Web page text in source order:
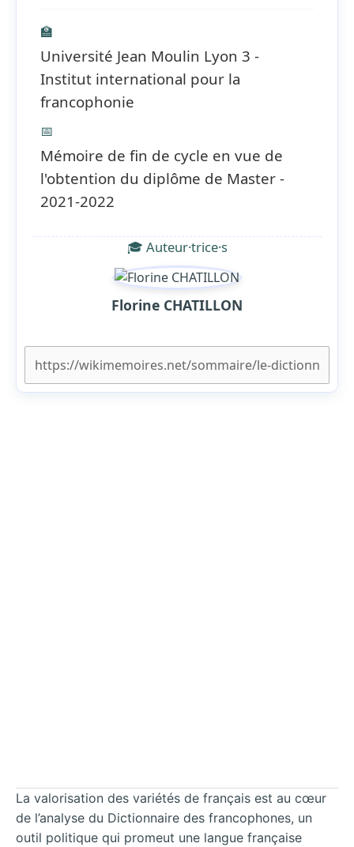
🏫
Université Jean Moulin Lyon 3 -
Institut international pour la
francophonie
📅
Mémoire de fin de cycle en vue de
l'obtention du diplôme de Master -
2021-2022
🎓 Auteur·trice·s
Florine CHATILLON
La valorisation des variétés de français est au cœur
de l’analyse du Dictionnaire des francophones, un
outil politique qui promeut une langue française